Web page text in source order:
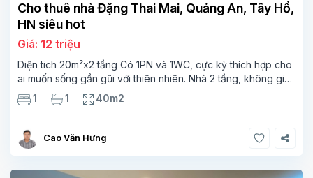
Cho thuê nhà Đặng Thai Mai, Quảng An, Tây Hồ,
HN siêu hot
Giá: 12 triệu
Diện tich 20m²x2 tầng Có 1PN và 1WC, cực kỳ thích hợp cho
ai muốn sống gần gũi với thiên nhiên. Nhà 2 tầng, không gian
thoáng đãng, dễ dàng decor theo phong cách riêng. Đầy
đủ tiện nghi, chỉ việc dọn vào
1 1 40m2
Cao Văn Hưng